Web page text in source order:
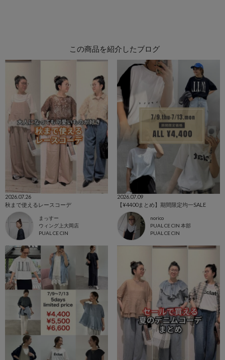
この商品を紹介したブログ
2026.07.26
秋まで使えるレースコーデ
まっすー
ウィング上大岡店
PUAL CE CIN
2026.07.09
【¥4400まとめ】期間限定均一SALE
norico
PUAL CE CIN 本部
PUAL CE CIN